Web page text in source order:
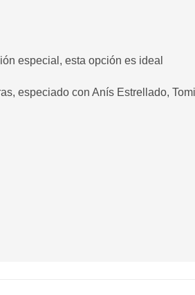
especial, esta opción es ideal
especiado con Anís Estrellado,